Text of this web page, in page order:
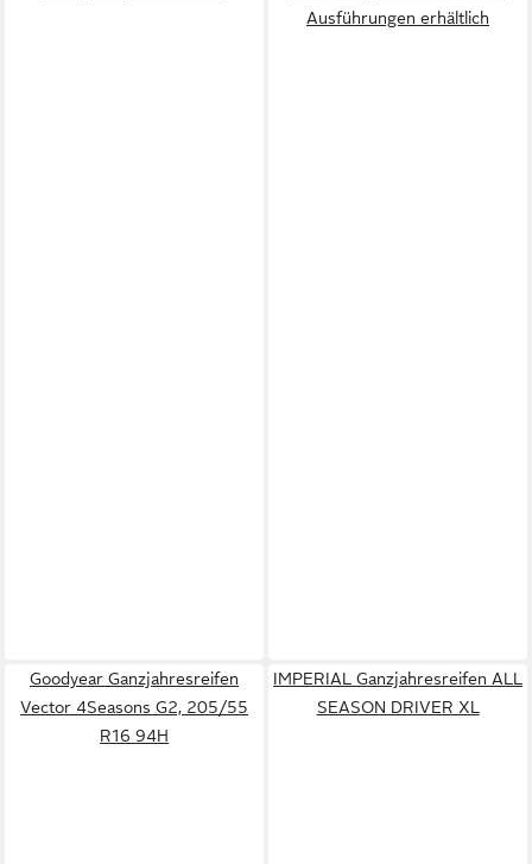
Ausführungen erhältlich
Goodyear Ganzjahresreifen
Vector 4Seasons G2, 205/55
R16 94H
IMPERIAL Ganzjahresreifen ALL
SEASON DRIVER XL